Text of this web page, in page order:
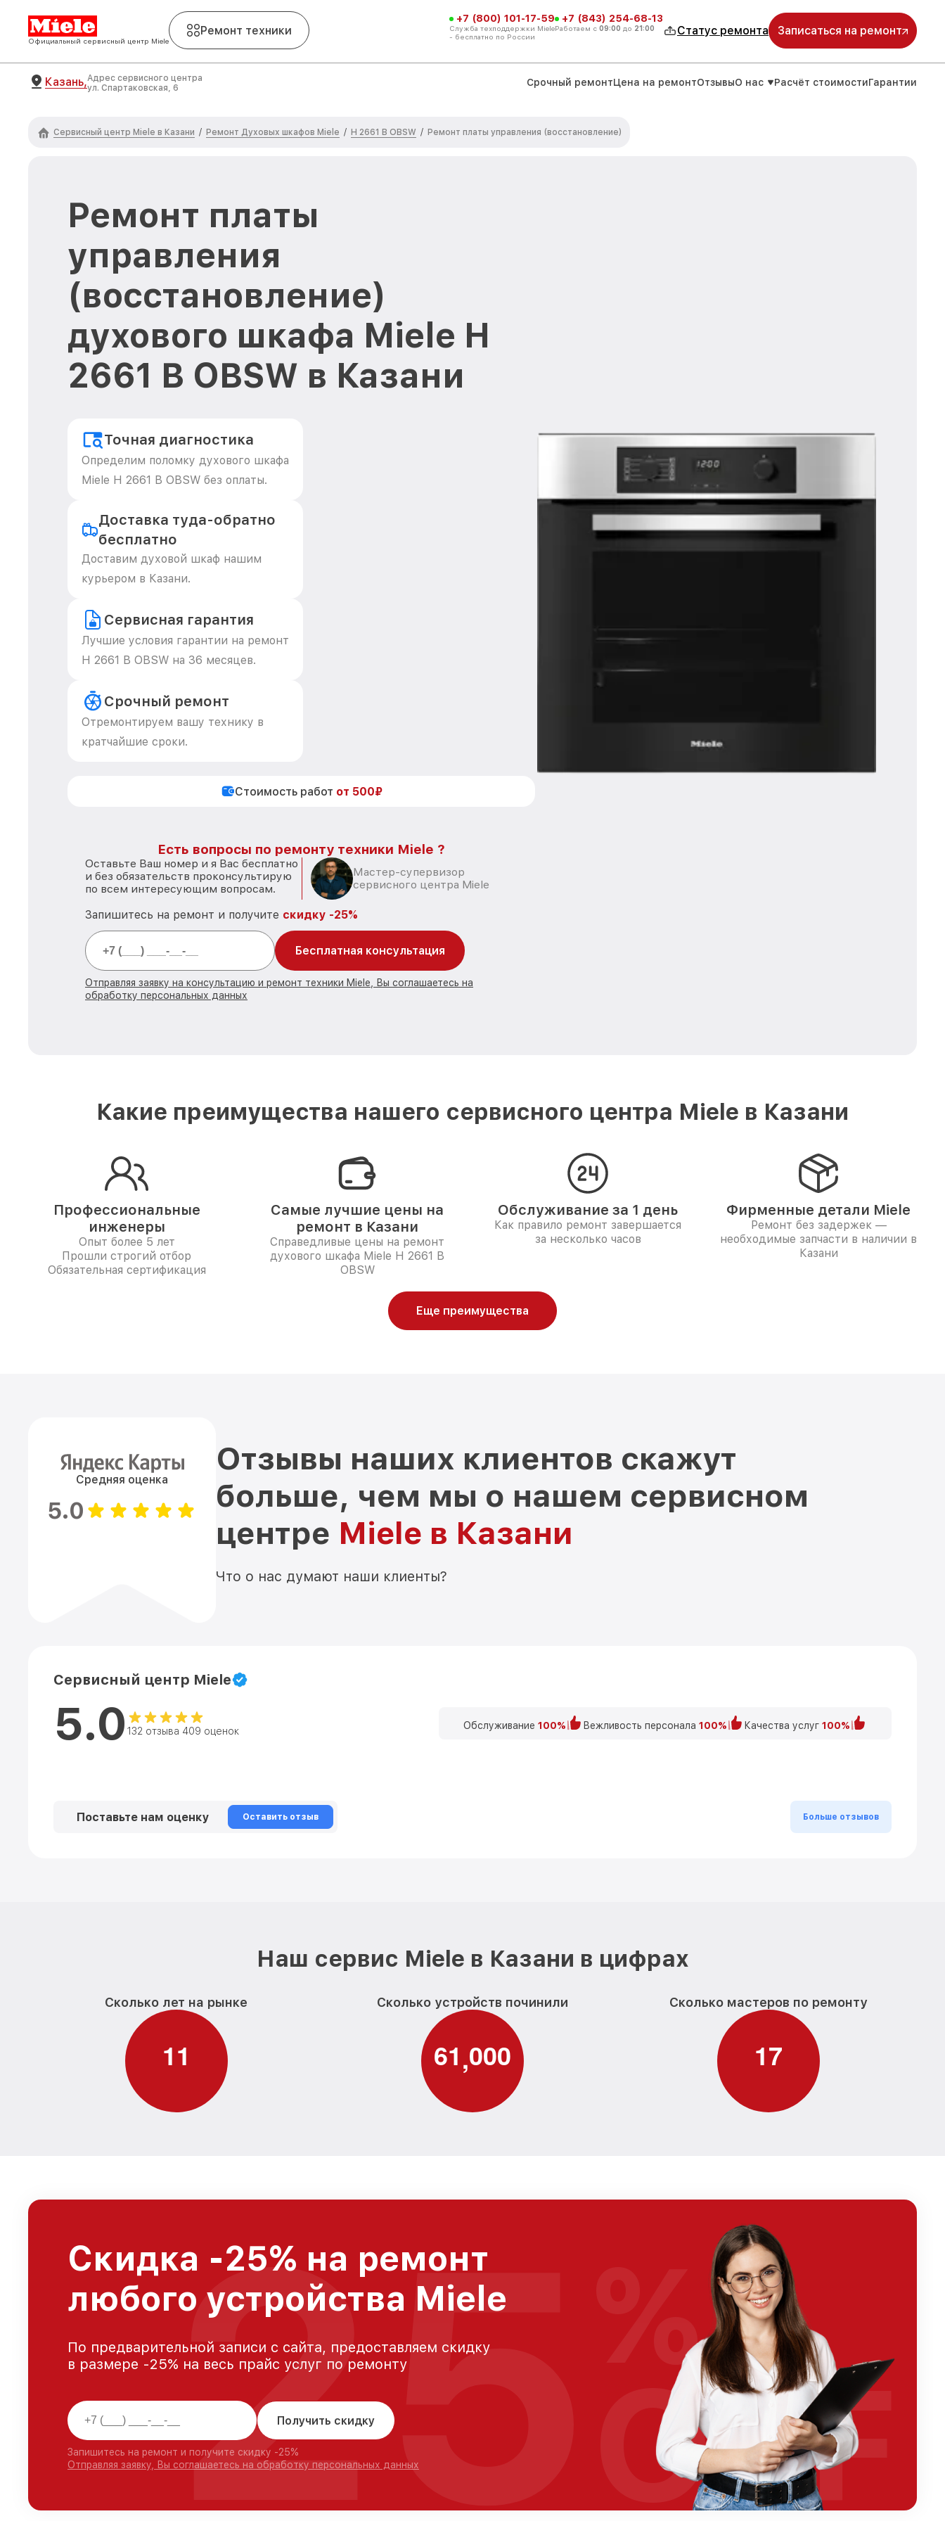
Официальный сервисный центр Miele
Ремонт техники
+7 (800) 101-17-59
Служба техподдержки Miele
- бесплатно по России
+7 (843) 254-68-13
Работаем с 09:00 до 21:00 Статус ремонта Записаться на ремонт
Казань,Адрес сервисного центра
ул. Спартаковская, 6
Срочный ремонтЦена на ремонтОтзывыО нас Расчёт стоимостиГарантии
Сервисный центр Miele в Казани / Ремонт Духовых шкафов Miele / H 2661 B OBSW / Ремонт платы управления (восстановление)
Ремонт платы
управления
(восстановление)
духового шкафа Miele H
2661 B OBSW в Казани
Точная диагностика
Определим поломку духового шкафа
Miele H 2661 B OBSW без оплаты.
Доставка туда-обратно
бесплатно
Доставим духовой шкаф нашим
курьером в Казани.
Сервисная гарантия
Лучшие условия гарантии на ремонт
H 2661 B OBSW на 36 месяцев.
Срочный ремонт
Отремонтируем вашу технику в
кратчайшие сроки.
Стоимость работ от 500₽
Есть вопросы по ремонту техники Miele ?
Оставьте Ваш номер и я Вас бесплатно
и без обязательств проконсультирую
по всем интересующим вопросам.
Мастер-супервизор
сервисного центра Miele
Запишитесь на ремонт и получите скидку -25%
Бесплатная консультация
Отправляя заявку на консультацию и ремонт техники Miele, Вы соглашаетесь на
обработку персональных данных
Какие преимущества нашего сервисного центра Miele в Казани
Профессиональные
инженеры
Опыт более 5 лет
Прошли строгий отбор
Обязательная сертификация
Самые лучшие цены на
ремонт в Казани
Справедливые цены на ремонт
духового шкафа Miele H 2661 B
OBSW
Обслуживание за 1 день
Как правило ремонт завершается
за несколько часов
Фирменные детали Miele
Ремонт без задержек —
необходимые запчасти в наличии в
Казани
Еще преимущества
Средняя оценка
5.0
Отзывы наших клиентов скажут
больше, чем мы о нашем сервисном
центре Miele в Казани
Что о нас думают наши клиенты?
Сервисный центр Miele
5.0 132 отзыва 409 оценок Обслуживание 100% Вежливость персонала 100% Качества услуг 100%
Поставьте нам оценку Оставить отзыв Больше отзывов
Наш сервис Miele в Казани в цифрах
Сколько лет на рынке
11
Сколько устройств починили
61,000
Сколько мастеров по ремонту
17
Скидка -25% на ремонт
любого устройства Miele
По предварительной записи с сайта, предоставляем скидку
в размере -25% на весь прайс услуг по ремонту
Получить скидку
Запишитесь на ремонт и получите скидку -25%
Отправляя заявку, Вы соглашаетесь на обработку персональных данных
25 %
OFF